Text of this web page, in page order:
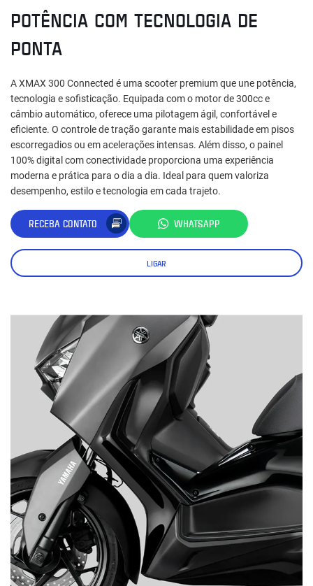
POTÊNCIA COM TECNOLOGIA DE
PONTA
A XMAX 300 Connected é uma scooter premium que une potência,
tecnologia e sofisticação. Equipada com o motor de 300cc e
câmbio automático, oferece uma pilotagem ágil, confortável e
eficiente. O controle de tração garante mais estabilidade em pisos
escorregadios ou em acelerações intensas. Além disso, o painel
100% digital com conectividade proporciona uma experiência
moderna e prática para o dia a dia. Ideal para quem valoriza
desempenho, estilo e tecnologia em cada trajeto.
RECEBA CONTATO WHATSAPP
LIGAR